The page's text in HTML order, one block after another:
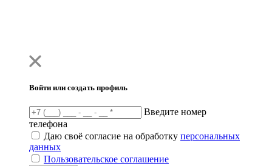
Войти или создать профиль
Введите номер
телефона
Даю своё согласие на обработку персональных
данных
Пользовательское соглашение